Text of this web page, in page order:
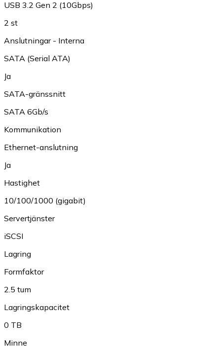
USB 3.2 Gen 2 (10Gbps)
2 st
Anslutningar - Interna
SATA (Serial ATA)
Ja
SATA-gränssnitt
SATA 6Gb/s
Kommunikation
Ethernet-anslutning
Ja
Hastighet
10/100/1000 (gigabit)
Servertjänster
iSCSI
Lagring
Formfaktor
2.5 tum
Lagringskapacitet
0 TB
Minne